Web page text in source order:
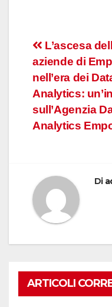
articoli
L’ascesa
aziende di
nell’era dei
Analytics:
sull’Agenzia
Analytics
Di
ARTICOLI